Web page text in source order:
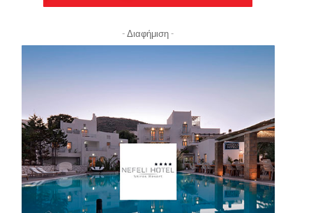
- Διαφήμιση -